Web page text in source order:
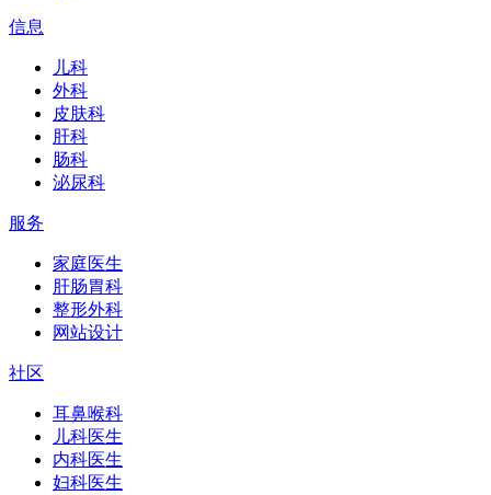
信息
儿科
外科
皮肤科
肝科
肠科
泌尿科
服务
家庭医生
肝肠胃科
整形外科
网站设计
社区
耳鼻喉科
儿科医生
内科医生
妇科医生